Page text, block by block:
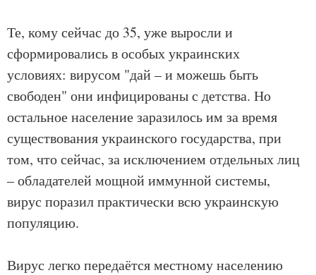
Те, кому сейчас до 35, уже выросли и
сформировались в особых украинских
условиях: вирусом "дай – и можешь быть
свободен" они инфицированы с детства. Но
остальное население заразилось им за время
существования украинского государства, при
том, что сейчас, за исключением отдельных лиц
– обладателей мощной иммунной системы,
вирус поразил практически всю украинскую
популяцию.
Вирус легко передаётся местному населению